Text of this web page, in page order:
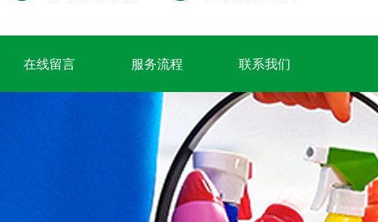
在线留言 服务流程 联系我们